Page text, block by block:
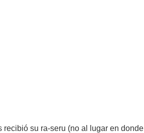
su ra-seru (no al lugar en donde